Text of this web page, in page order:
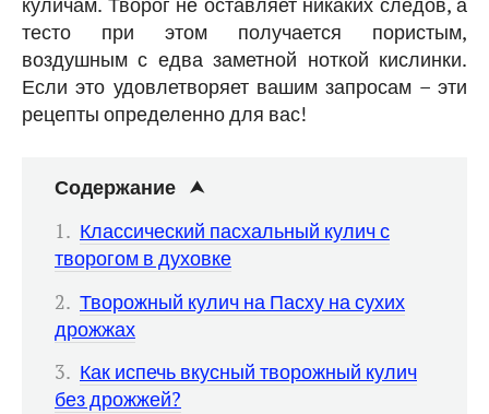
тесто при этом получается пористым,
воздушным с едва заметной ноткой кислинки.
Если это удовлетворяет вашим запросам – эти
рецепты определенно для вас!
Содержание
Классический пасхальный кулич с
творогом в духовке
Творожный кулич на Пасху на сухих
дрожжах
Как испечь вкусный творожный кулич
без дрожжей?